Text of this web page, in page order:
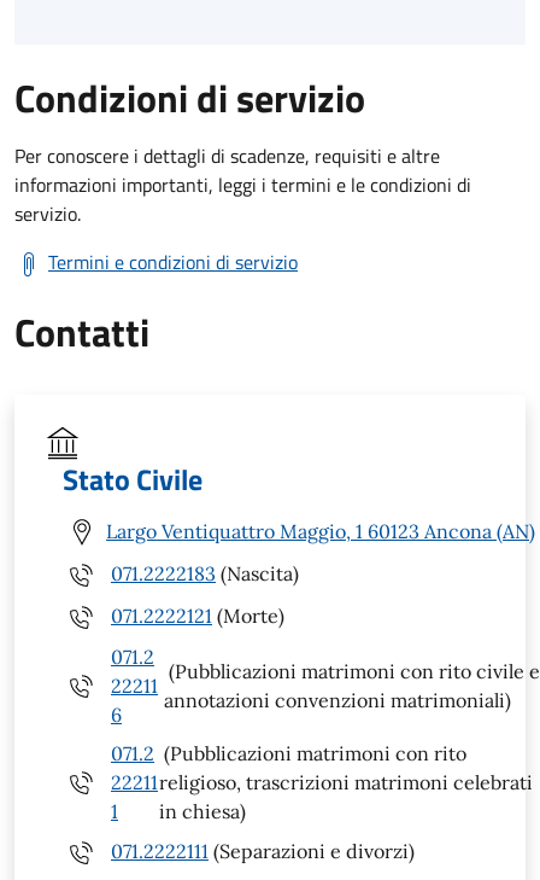
Condizioni di servizio
Per conoscere i dettagli di scadenze, requisiti e altre
informazioni importanti, leggi i termini e le condizioni di
servizio.
Termini e condizioni di servizio
Contatti
Stato Civile
Largo Ventiquattro Maggio, 1 60123 Ancona (AN)
071.2222183 (Nascita)
071.2222121 (Morte)
071.2
22211
6
(Pubblicazioni matrimoni con rito civile e
annotazioni convenzioni matrimoniali)
071.2
22211
1
(Pubblicazioni matrimoni con rito
religioso, trascrizioni matrimoni celebrati
in chiesa)
071.2222111 (Separazioni e divorzi)